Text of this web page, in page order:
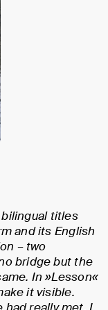
titles
and its English
– two
bridge but the
In »Lesson«
it visible.